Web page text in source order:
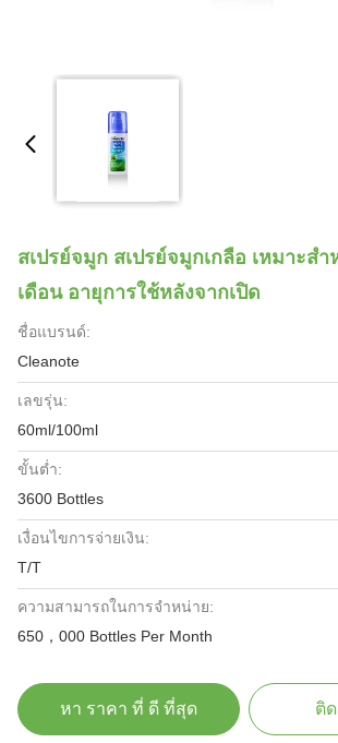
สเปรย์จมูก สเปรย์จมูกเกลือ เหมาะสํ
เดือน อายุการใช้หลังจากเปิด
ชื่อแบรนด์:
Cleanote
เลขรุ่น:
60ml/100ml
ขั้นต่ำ:
3600 Bottles
เงื่อนไขการจ่ายเงิน:
T/T
ความสามารถในการจําหน่าย:
650，000 Bottles Per Month
หา ราคา ที่ ดี ที่สุด ติ